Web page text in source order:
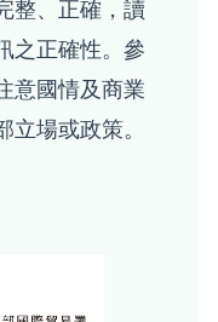
整、正確，讀
之正確性。參
意國情及商業
場或政策。